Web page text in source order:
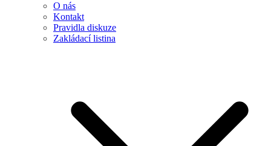
O nás
Kontakt
Pravidla diskuze
Zakládací listina